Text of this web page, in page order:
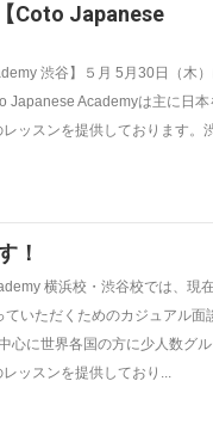
Coto Japanese
渋谷】５月 5月30日（木
Academyは主に日本
ッスンを提供しております。
！
横浜校・渋谷校では、現
いただくためのカジュアル面
心に世界各国の方に少人数グ
ッスンを提供しており...